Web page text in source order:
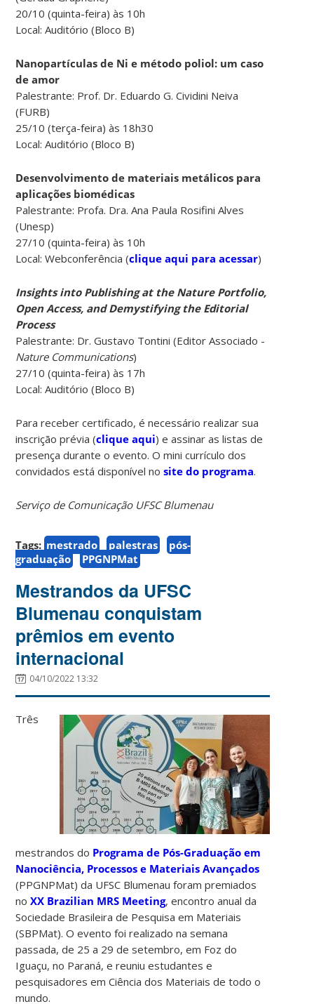
20/10 (quinta-feira) às 10h
Local: Auditório (Bloco B)
Nanopartículas de Ni e método poliol: um caso
de amor
Palestrante: Prof. Dr. Eduardo G. Cividini Neiva
(FURB)
25/10 (terça-feira) às 18h30
Local: Auditório (Bloco B)
Desenvolvimento de materiais metálicos para
aplicações biomédicas
Palestrante: Profa. Dra. Ana Paula Rosifini Alves
(Unesp)
27/10 (quinta-feira) às 10h
Local: Webconferência (clique aqui para acessar)
Insights into Publishing at the Nature Portfolio,
Open Access, and Demystifying the Editorial
Process
Palestrante: Dr. Gustavo Tontini (Editor Associado -
Nature Communications)
27/10 (quinta-feira) às 17h
Local: Auditório (Bloco B)
Para receber certificado, é necessário realizar sua
inscrição prévia (clique aqui) e assinar as listas de
presença durante o evento. O mini currículo dos
convidados está disponível nosite do programa.
Serviço de Comunicação UFSC Blumenau
Tags: mestrado palestras
pós-
graduação
PPGNPMat
Mestrandos da UFSC
Blumenau conquistam
prêmios em evento
internacional
04/10/2022 13:32
Três
mestrandos do Programa de Pós-Graduação em
Nanociência, Processos e Materiais Avançados
(PPGNPMat) da UFSC Blumenau foram premiados
noXX Brazilian MRS Meeting, encontro anual da
Sociedade Brasileira de Pesquisa em Materiais
(SBPMat). O evento foi realizado na semana
passada, de 25 a 29 de setembro, em Foz do
Iguaçu, no Paraná, e reuniu estudantes e
pesquisadores em Ciência dos Materiais de todo o
mundo.